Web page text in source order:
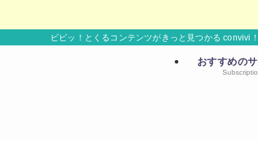
ビビッ！とくるコンテンツがきっと見つかる convivi！
おすすめの